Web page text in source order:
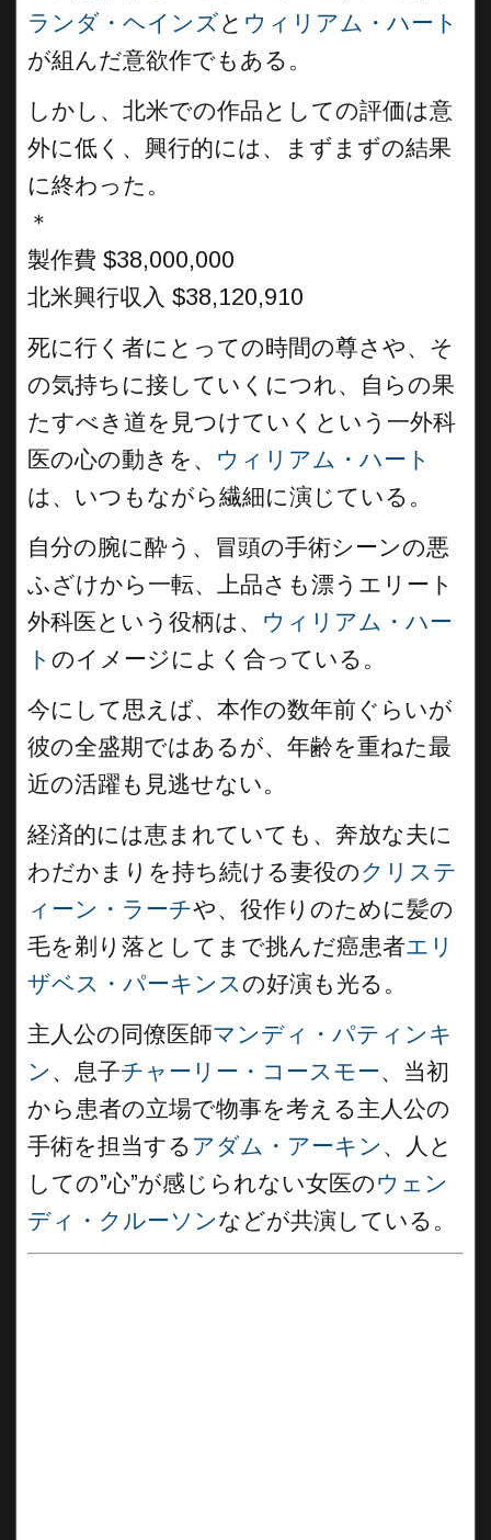
ランダ・ヘインズと ウィリアム・ハート
が組んだ意欲作でもある。
しかし、北米での作品としての評価は意
外に低く、興行的には、まずまずの結果
に終わった。
＊
製作費 $38,000,000
北米興行収入 $38,120,910
死に行く者にとっての時間の尊さや、そ
の気持ちに接していくにつれ、自らの果
たすべき道を見つけていくという一外科
医の心の動きを、 ウィリアム・ハート
は、いつもながら繊細に演じている。
自分の腕に酔う、冒頭の手術シーンの悪
ふざけから一転、上品さも漂うエリート
外科医という役柄は、 ウィリアム・ハー
ト のイメージによく合っている。
今にして思えば、本作の数年前ぐらいが
彼の全盛期ではあるが、年齢を重ねた最
近の活躍も見逃せない。
経済的には恵まれていても、奔放な夫に
わだかまりを持ち続ける妻役のクリステ
ィーン・ラーチや、役作りのために髪の
毛を剃り落としてまで挑んだ癌患者エリ
ザベス・パーキンスの好演も光る。
主人公の同僚医師マンディ・パティンキ
ン 、息子チャーリー・コースモー、当初
から患者の立場で物事を考える主人公の
手術を担当する アダム・アーキン 、人と
しての”心”が感じられない女医のウェン
ディ・クルーソンなどが共演している。